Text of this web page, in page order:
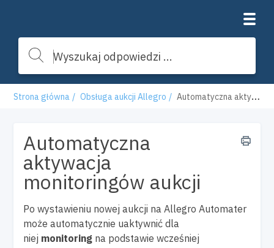
Strona główna Obsługa aukcji Allegro Automatyczna aktywacja monitoringów aukcji
Automatyczna
aktywacja
monitoringów aukcji
Po wystawieniu nowej aukcji na Allegro Automater
może automatycznie uaktywnić dla
niej monitoring na podstawie wcześniej